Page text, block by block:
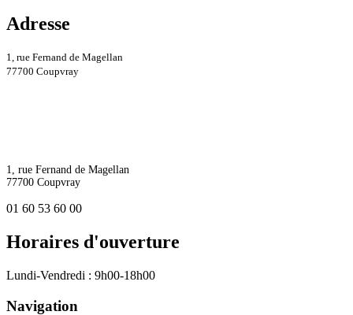
Adresse
1, rue Fernand de Magellan
77700 Coupvray
1, rue Fernand de Magellan
77700 Coupvray
01 60 53 60 00
Horaires d'ouverture
Lundi-Vendredi : 9h00-18h00
Navigation